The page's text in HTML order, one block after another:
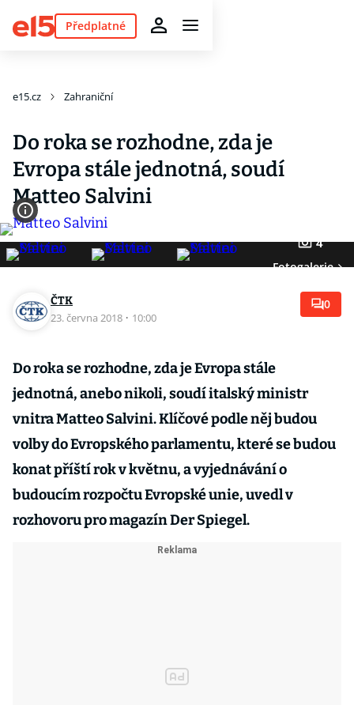
Předplatné
e15.cz Zahraniční
Do roka se rozhodne, zda je
Evropa stále jednotná, soudí
Matteo Salvini
4
Fotogalerie
ČTK
23. června 2018 · 10:00
0
Do roka se rozhodne, zda je Evropa stále
jednotná, anebo nikoli, soudí italský ministr
vnitra Matteo Salvini. Klíčové podle něj budou
volby do Evropského parlamentu, které se budou
konat příští rok v květnu, a vyjednávání o
budoucím rozpočtu Evropské unie, uvedl v
rozhovoru pro magazín Der Spiegel.